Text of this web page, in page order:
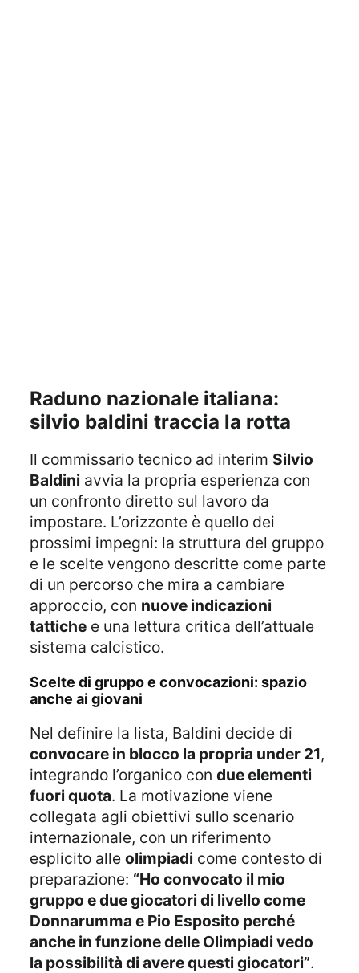
raduno nazionale italiana:
silvio baldini traccia la rotta
Il commissario tecnico ad interim Silvio
Baldini avvia la propria esperienza con
un confronto diretto sul lavoro da
impostare. L’orizzonte è quello dei
prossimi impegni: la struttura del gruppo
e le scelte vengono descritte come parte
di un percorso che mira a cambiare
approccio, con nuove indicazioni
tattiche e una lettura critica dell’attuale
sistema calcistico.
scelte di gruppo e convocazioni: spazio
anche ai giovani
Nel definire la lista, Baldini decide di
convocare in blocco la propria under 21,
integrando l’organico condue elementi
fuori quota. La motivazione viene
collegata agli obiettivi sullo scenario
internazionale, con un riferimento
esplicito alleolimpiadi come contesto di
preparazione: “Ho convocato il mio
gruppo e due giocatori di livello come
Donnarumma e Pio Esposito perché
anche in funzione delle Olimpiadi vedo
la possibilità di avere questi giocatori”.